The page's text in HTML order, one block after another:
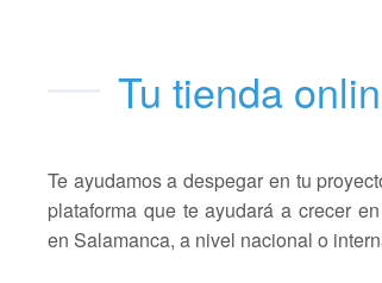
Tu tienda
Te ayudamos a despegar en tu
plataforma que te ayudará a crecer
en Salamanca, a nivel nacional o